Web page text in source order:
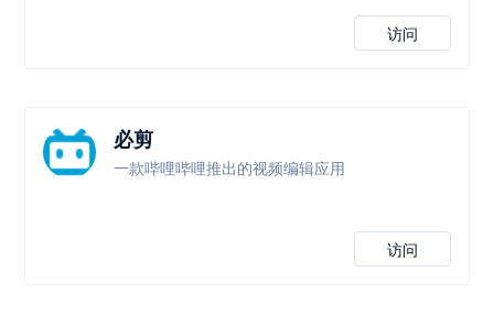
访问
必剪
一款哔哩哔哩推出的视频编辑应用
访问